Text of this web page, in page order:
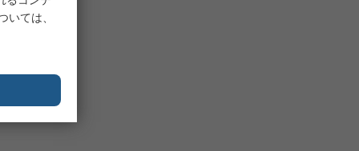
ては、